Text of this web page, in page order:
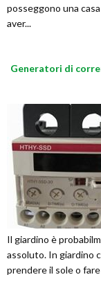
posseggono una
aver...
Generatori di
Il giardino è
assoluto. In giardino
prendere il sole o